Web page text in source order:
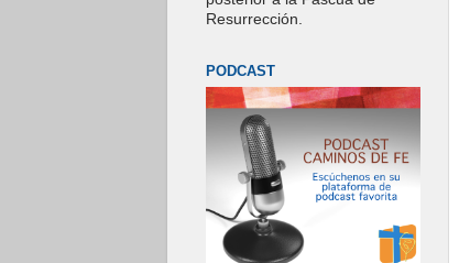
Resurrección.
PODCAST